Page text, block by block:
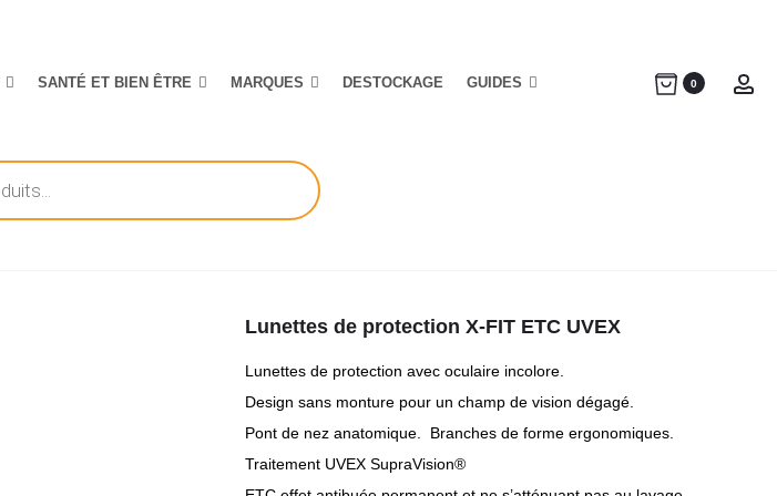
SANTÉ ET BIEN ÊTRE MARQUES DESTOCKAGE GUIDES 0
Lunettes de protection X-FIT ETC UVEX
Lunettes de protection avec oculaire incolore.
Design sans monture pour un champ de vision dégagé.
Pont de nez anatomique. Branches de forme ergonomiques.
Traitement UVEX SupraVision®